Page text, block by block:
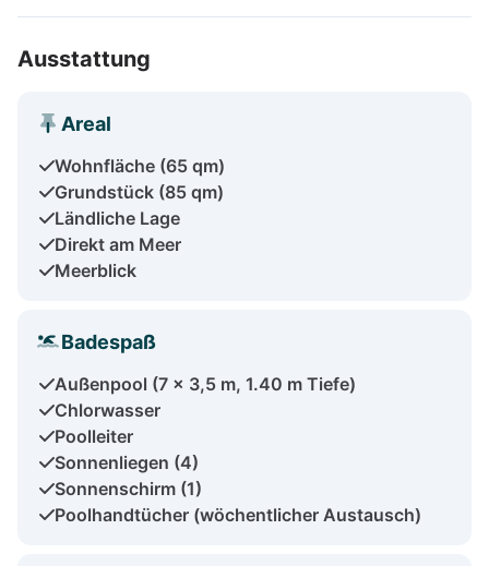
Ausstattung
Areal
Wohnfläche (65 qm)
Grundstück (85 qm)
Ländliche Lage
Direkt am Meer
Meerblick
Badespaß
Außenpool (7 x 3,5 m, 1.40 m Tiefe)
Chlorwasser
Poolleiter
Sonnenliegen (4)
Sonnenschirm (1)
Poolhandtücher (wöchentlicher Austausch)